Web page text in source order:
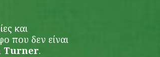
και
που δεν είναι
Turner.